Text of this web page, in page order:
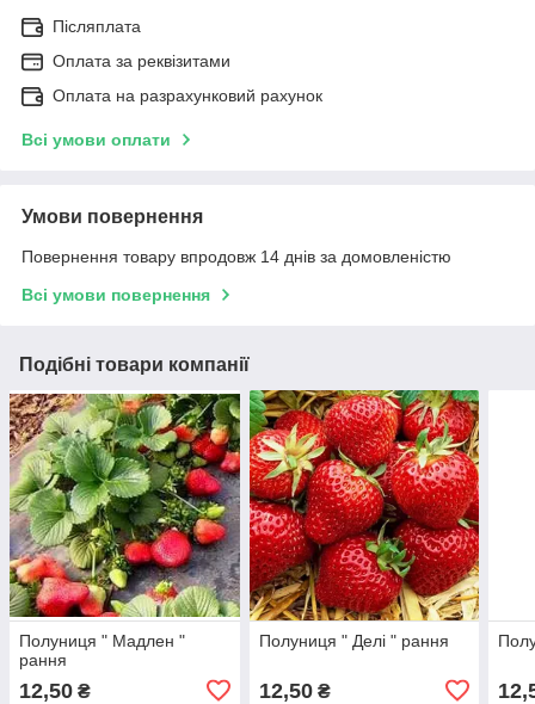
Післяплата
Оплата за реквізитами
Оплата на разрахунковий рахунок
Всі умови оплати
Умови повернення
Повернення товару впродовж 14 днів за домовленістю
Всі умови повернення
Подібні товари компанії
Полуниця " Мадлен "
рання
12,50 ₴
Полуниця " Делі " рання
12,50₴